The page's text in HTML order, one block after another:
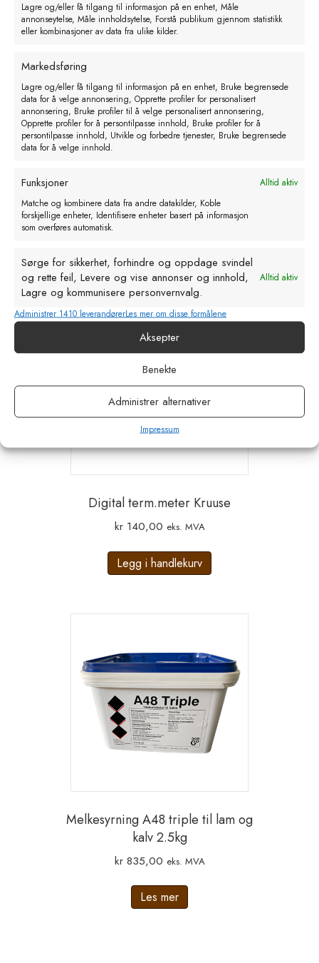
Lagre og/eller få tilgang til informasjon på en enhet, Måle
annonseytelse, Måle innholdsytelse, Forstå publikum gjennom statistikk
eller kombinasjoner av data fra ulike kilder.
Markedsføring
Lagre og/eller få tilgang til informasjon på en enhet, Bruke begrensede
data for å velge annonsering, Opprette profiler for personalisert
annonsering, Bruke profiler til å velge personalisert annonsering,
Opprette profiler for å persontilpasse innhold, Bruke profiler for å
persontilpasse innhold, Utvikle og forbedre tjenester, Bruke begrensede
data for å velge innhold.
Funksjoner
Alltid aktiv
Matche og kombinere data fra andre datakilder, Koble
forskjellige enheter, Identifisere enheter basert på informasjon
som overføres automatisk.
Sørge for sikkerhet, forhindre og oppdage svindel
og rette feil, Levere og vise annonser og innhold,
Lagre og kommunisere personvernvalg.
Alltid aktiv
Administrer 1410 leverandørerLes mer om disse formålene
Aksepter
Benekte
Administrer alternativer
Impressum
kr3999,00 eks. MVA
Digital term.meter Kruuse
kr140,00 eks. MVA
Legg i handlekurv
Melkesyrning A48 triple til lam og
kalv 2.5kg
kr835,00 eks. MVA
Les mer